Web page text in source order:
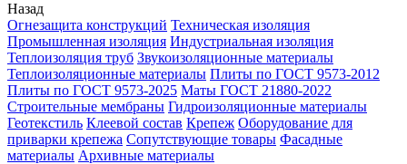
Назад
Огнезащита конструкций Техническая изоляция
Промышленная изоляция Индустриальная изоляция
Теплоизоляция труб Звукоизоляционные материалы
Теплоизоляционные материалы Плиты по ГОСТ 9573-2012
Плиты по ГОСТ 9573-2025 Маты ГОСТ 21880-2022
Строительные мембраны Гидроизоляционные материалы
Геотекстиль Клеевой состав Крепеж Оборудование для
приварки крепежа Сопутствующие товары Фасадные
материалы Архивные материалы